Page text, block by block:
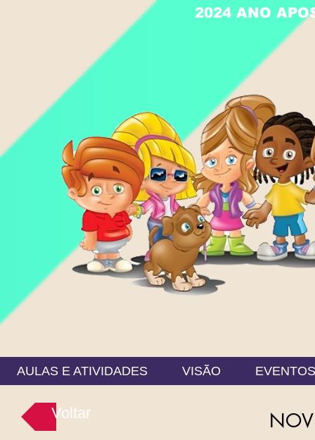
2024 ANO
AULAS E ATIVIDADES VISÃO EVENTOS
Voltar